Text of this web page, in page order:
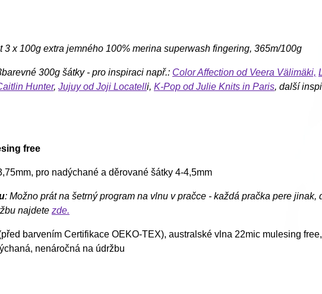
3 x 100g extra jemného 100% merina superwash fingering, 365m/100g
300g šátky - pro inspiraci např.: Color Affection od Veera Välimäki,
Hunter, Jujuy od Joji Locatelli, K-Pop od Julie Knits in Paris, další
free
pro nadýchané a děrované šátky 4-4,5mm
: Možno prát na šetrný program na vlnu v pračce - každá pračka pere jinak,
najdete zde.
barvením Certifikace OEKO-TEX), australské vlna 22mic mulesing
nenáročná na údržbu